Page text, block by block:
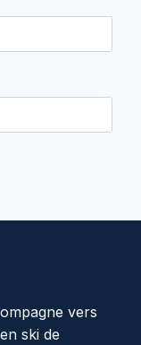
vers
ski de